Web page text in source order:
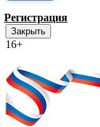
Регистрация
Закрыть
16+